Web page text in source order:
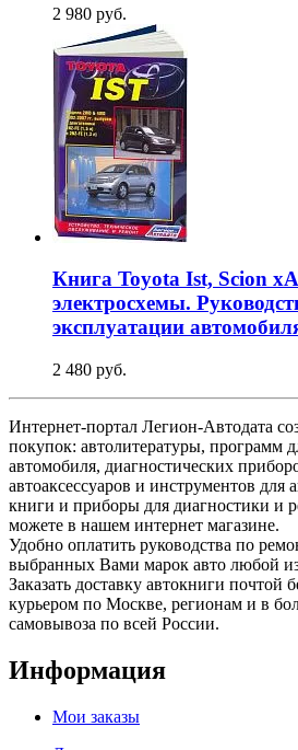
2 980 руб.
Книга Toyota Ist, Scion
электросхемы.
эксплуатации
2 480 руб.
Интернет-портал Легион-Автодата
покупок: автолитературы, программ
автомобиля, диагностических
автоаксессуаров и инструментов для
книги и приборы для диагностики и
можете в нашем интернет магазине.
Удобно оплатить руководства по
выбранных Вами марок авто любой
Заказать доставку автокниги почтой
курьером по Москве, регионам и в
самовывоза по всей России.
Информация
Мои заказы